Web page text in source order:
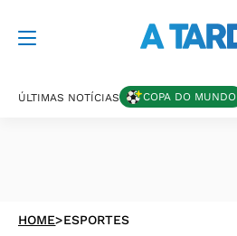
ÚLTIMAS NOTÍCIAS COPA DO MUNDO
HOME>ESPORTES